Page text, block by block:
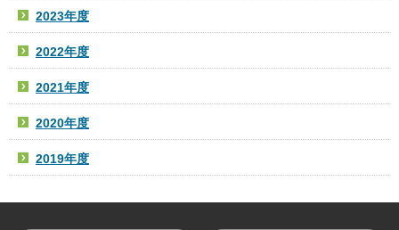
2023年度
2022年度
2021年度
2020年度
2019年度